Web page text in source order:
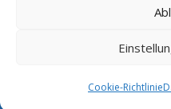
Cookie-Richtlinie
Copyright 2025/26 -